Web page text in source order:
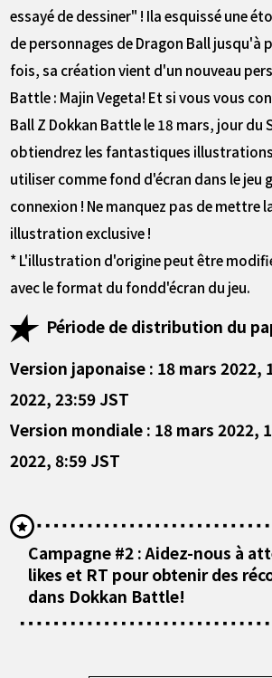
essayé de dessiner" ! Ila esquissé une
de personnages de Dragon Ball jusqu'à
fois, sa création vient d'un nouveau
Battle : Majin Vegeta! Et si vous vous
Ball Z Dokkan Battle le 18 mars, jour du
obtiendrez les fantastiques
utiliser comme fond d'écran dans le jeu
connexion ! Ne manquez pas de mettre
illustration exclusive !
* L'illustration d'origine peut être
avec le format du fondd'écran du jeu.
Période de distribution du
Version japonaise : 18 mars 2022,
2022, 23:59 JST
Version mondiale : 18 mars 2022,
2022, 8:59 JST
Campagne #2 : Aidez-nous à
likes et RT pour obtenir des
dans Dokkan Battle!